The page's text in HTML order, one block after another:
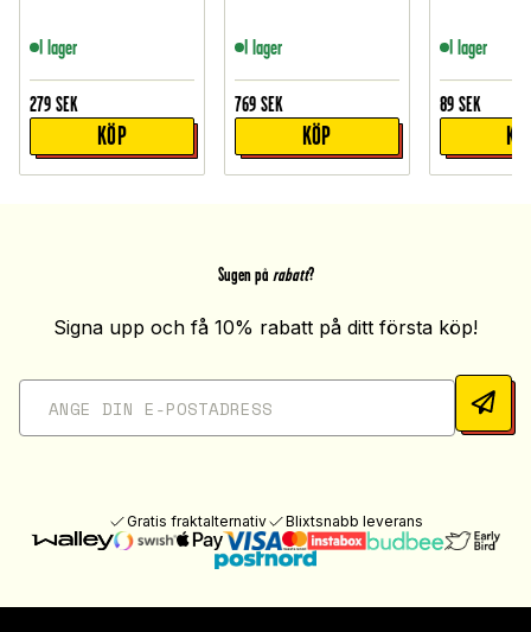
I lager
279 SEK
KÖP
I lager
769 SEK
KÖP
I lager
89 SEK
Sugen på rabatt?
Signa upp och få 10% rabatt på ditt första köp!
Gratis fraktalternativ Blixtsnabb leverans